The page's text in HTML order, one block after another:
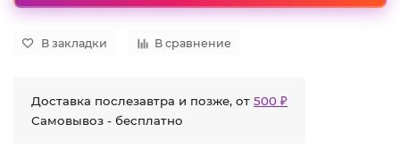
В закладки В сравнение
Доставка послезавтра и позже, от 500 ₽
Самовывоз - бесплатно